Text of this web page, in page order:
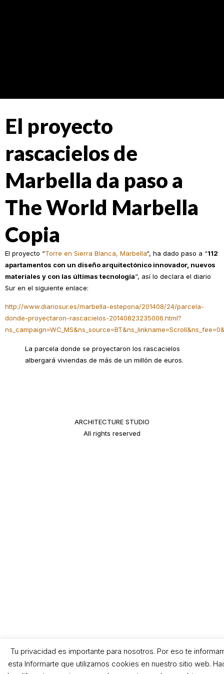
El proyecto
rascacielos de
Marbella da paso a
The World Marbella
Copia
El proyecto “Torre en Sierra Blanca, Marbella“, ha dado paso a “112
apartamentos con un diseño arquitectónico innovador, nuevos
materiales y con las últimas tecnología“, así lo declara el diario
Sur en el siguiente enlace:
http://www.diariosur.es/marbella-estepona/201408/24/parcela-
donde-proyectaron-rascacielos-20140823235006.html?
La parcela donde se proyectaron los rascacielos
albergará viviendas de más de un millón de euros.
ARCHITECTURE STUDIO
All rights reserved
Tu privacidad es importante para nosotros. Por eso te
esta Informarte que utilizamos cookies en nuestro sitio web.